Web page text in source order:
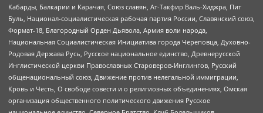
Кабарды, Балкарии и Карачая, Союз славян, Ат-Такфир Валь-Хиджра, Пит
Буль, Национал-социалистическая рабочая партия России, Славянский союз,
Формат-18, Благородный Орден Дьявола, Армия воли народа,
Национальная Социалистическая Инициатива города Череповца, Духовно-
Родовая Держава Русь, Русское национальное единство, Древнерусской
Инглистической церкви Православных Староверов-Инглингов, Русский
общенациональный союз, Движение против нелегальной иммиграции,
Кровь и Честь, О свободе совести и о религиозных объединениях, Омская
организация общественного политического движения Русское